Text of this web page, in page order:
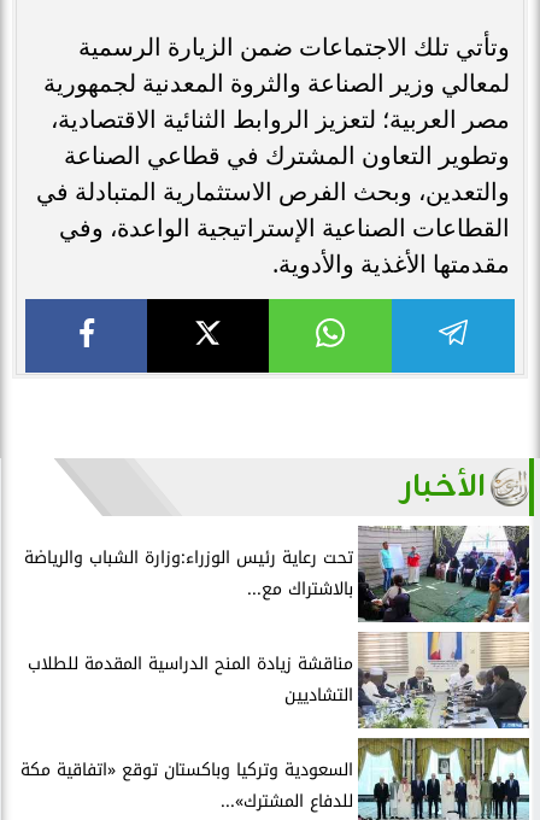
وتأتي تلك الاجتماعات ضمن الزيارة الرسمية
لمعالي وزير الصناعة والثروة المعدنية لجمهورية
مصر العربية؛ لتعزيز الروابط الثنائية الاقتصادية،
وتطوير التعاون المشترك في قطاعي الصناعة
والتعدين، وبحث الفرص الاستثمارية المتبادلة في
القطاعات الصناعية الإستراتيجية الواعدة، وفي
مقدمتها الأغذية والأدوية.
الأخبار
تحت رعاية رئيس الوزراء:وزارة الشباب والرياضة
بالاشتراك مع...
مناقشة زيادة المنح الدراسية المقدمة للطلاب
التشاديين
السعودية وتركيا وباكستان توقع «اتفاقية مكة
للدفاع المشترك»...